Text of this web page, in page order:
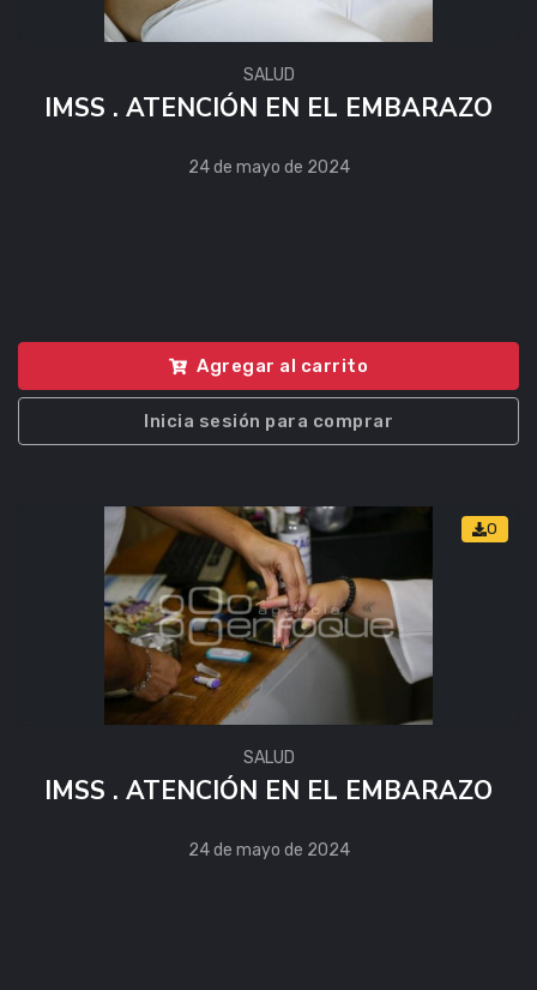
SALUD
IMSS . ATENCIÓN EN EL EMBARAZO
24 de mayo de 2024
Agregar al carrito
Inicia sesión para comprar
0
SALUD
IMSS . ATENCIÓN EN EL EMBARAZO
24 de mayo de 2024